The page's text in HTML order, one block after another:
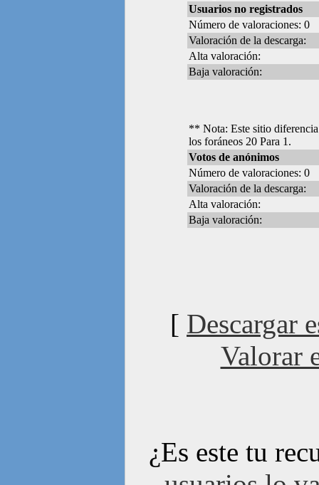
Usuarios no registrados
Número de valoraciones: 0
Valoración de la descarga:
Alta valoración:
Baja valoración:
** Nota: Este sitio
los foráneos 20 Para 1.
Votos de anónimos
Número de valoraciones: 0
Valoración de la descarga:
Alta valoración:
Baja valoración:
[ Descargar
Valorar
¿Es este tu